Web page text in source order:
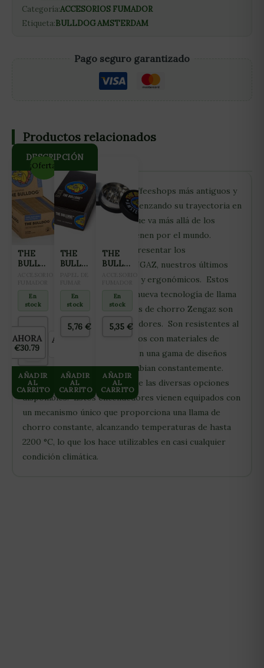
Categoría:ACCESORIOS FUMADOR
Etiqueta:BULLDOG AMSTERDAM
Pago seguro garantizado
DESCRIPCIÓN
The Bulldog es uno de los coffeeshops más antiguos y
famosos de Amsterdam. Comenzando su trayectoria en
1974, han creado una marca que va más allá de los
hoteles y coffeeshops que tienen por el mundo.
Descripción: Nos complace presentar los
encendedores de chorro ZENGAZ, nuestros últimos
modelos, sencillos, divertidos y ergonómicos. Estos
encendedores incorporan la nueva tecnología de llama
fija segura. Los encendedores de chorro Zengaz son
el compañero ideal para fumadores. Son resistentes al
viento, recargables y fabricados con materiales de
primera calidad, disponibles en una gama de diseños
coloridos y vibrantes que cambian constantemente.
Elija su diseño preferido entre las diversas opciones
disponibles. Estos encendedores vienen equipados con
un mecanismo único que proporciona una llama de
chorro constante, alcanzando temperaturas de hasta
2200 °C, lo que los hace utilizables en casi cualquier
condición climática.
Productos relacionados
¡Oferta!
THE
BULLDOG
SIZE
REGULAR
UNBLEACHED
(50
LIBRILLOS
X
DISPLAY)
En
stock
AHORA
€30.79
AHORRAS
AÑADIR
AL
CARRITO
THE
BULLDOG
1/4 (25
LIBRILLOS)
En
stock
5,76 €
AÑADIR
AL
CARRITO
THE
BULLDOG
METÁLICO
NEGRO
En
stock
5,35€
AÑADIR
AL
CARRITO